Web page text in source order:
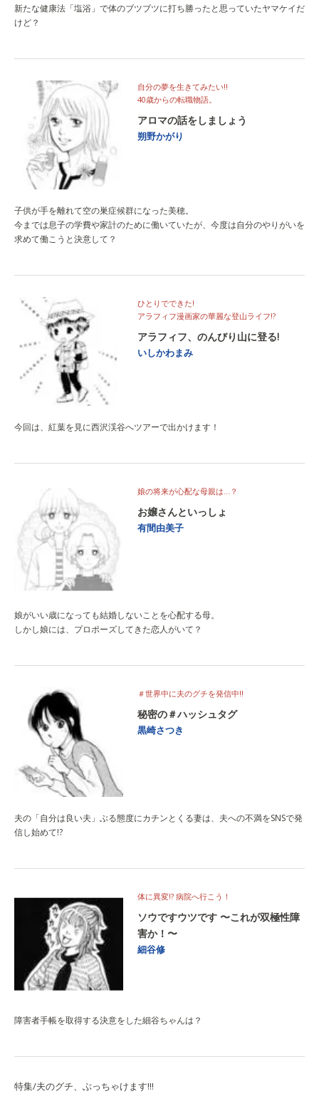
新たな健康法「塩浴」で体のブツブツに打ち勝ったと思っていたヤマケイだ
けど？
自分の夢を生きてみたい!!
40歳からの転職物語。
アロマの話をしましょう
朔野かがり
子供が手を離れて空の巣症候群になった美穂。
今までは息子の学費や家計のために働いていたが、今度は自分のやりがいを
求めて働こうと決意して？
ひとりでできた!
アラフィフ漫画家の華麗な登山ライフ!?
アラフィフ、のんびり山に登る!
いしかわまみ
今回は、紅葉を見に西沢渓谷へツアーで出かけます！
娘の将来が心配な母親は…？
お嬢さんといっしょ
有間由美子
娘がいい歳になっても結婚しないことを心配する母。
しかし娘には、プロポーズしてきた恋人がいて？
＃世界中に夫のグチを発信中!!
秘密の＃ハッシュタグ
黒崎さつき
夫の「自分は良い夫」ぶる態度にカチンとくる妻は、夫への不満をSNSで発
信し始めて!?
体に異変!? 病院へ行こう！
ソウですウツです 〜これが双極性障
害か！〜
細谷修
障害者手帳を取得する決意をした細谷ちゃんは？
特集/夫のグチ、ぶっちゃけます!!!